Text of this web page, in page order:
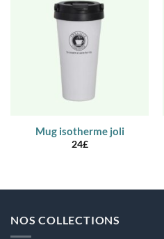
Mug isotherme joli
24£
NOS COLLECTIONS